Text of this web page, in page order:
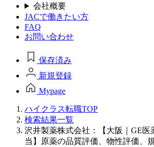
会社概要
JACで働きたい方
FAQ
お問い合わせ
保存済み
新規登録
Mypage
ハイクラス転職TOP
検索結果一覧
沢井製薬株式会社：【大阪｜GE医
当】原薬の品質評価、物性評価、